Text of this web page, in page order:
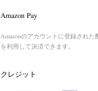
Amazon Pay
Amazonのアカウントに登録された
を利用して決済できます。
クレジット